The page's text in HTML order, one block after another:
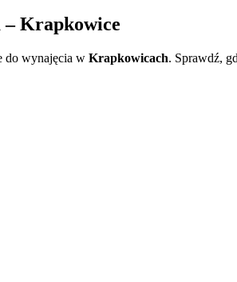
– Krapkowice
do wynajęcia w Krapkowicach. Sprawdź,